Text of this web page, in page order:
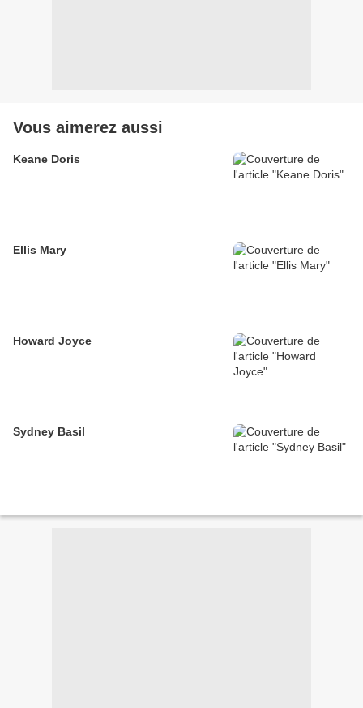
Vous aimerez aussi
Keane Doris
Ellis Mary
Howard Joyce
Sydney Basil